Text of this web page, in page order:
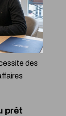
des
prêt